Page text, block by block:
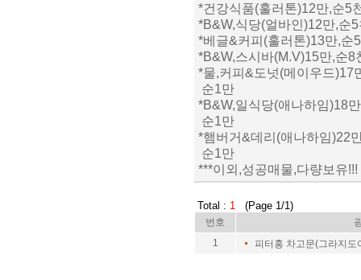
*건강식품(훌러톤)12만,순5
*B&W,식당(얼바인)12만,순
*베글&커피(훌러톤)13만,순
*B&W,스시바(M.V)15만,순8
*물,커피&도넛(메이우드)17
순1만
*B&W,일식당(애나하임)18만
순1만
*햄버거&데리(애나하임)22
순1만
***이외,성공매물,다량보유!!!
Total : 1 (Page 1/1)
번호
1
피터홍 차고문(그라지도